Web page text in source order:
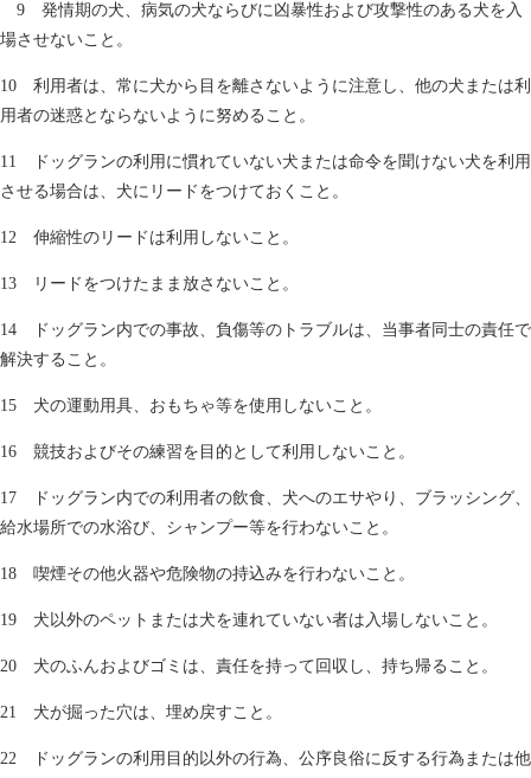
9 発情期の犬、病気の犬ならびに凶暴性および攻撃性のある犬を入
場させないこと。
10 利用者は、常に犬から目を離さないように注意し、他の犬または利
用者の迷惑とならないように努めること。
11 ドッグランの利用に慣れていない犬または命令を聞けない犬を利用
させる場合は、犬にリードをつけておくこと。
12 伸縮性のリードは利用しないこと。
13 リードをつけたまま放さないこと。
14 ドッグラン内での事故、負傷等のトラブルは、当事者同士の責任で
解決すること。
15 犬の運動用具、おもちゃ等を使用しないこと。
16 競技およびその練習を目的として利用しないこと。
17 ドッグラン内での利用者の飲食、犬へのエサやり、ブラッシング、
給水場所での水浴び、シャンプー等を行わないこと。
18 喫煙その他火器や危険物の持込みを行わないこと。
19 犬以外のペットまたは犬を連れていない者は入場しないこと。
20 犬のふんおよびゴミは、責任を持って回収し、持ち帰ること。
21 犬が掘った穴は、埋め戻すこと。
22 ドッグランの利用目的以外の行為、公序良俗に反する行為または他